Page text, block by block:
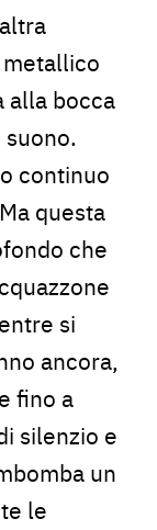
alla bocca
continuo
questa
che
si
ancora,
fino a
silenzio e
un
le